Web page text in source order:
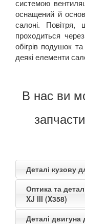
системою
оснащений й
салоні.
проходиться
обігрів подушок
деякі елементи
В нас ви
Деталі кузову
Оптика та
XJ III (X358)
Деталі двигуна